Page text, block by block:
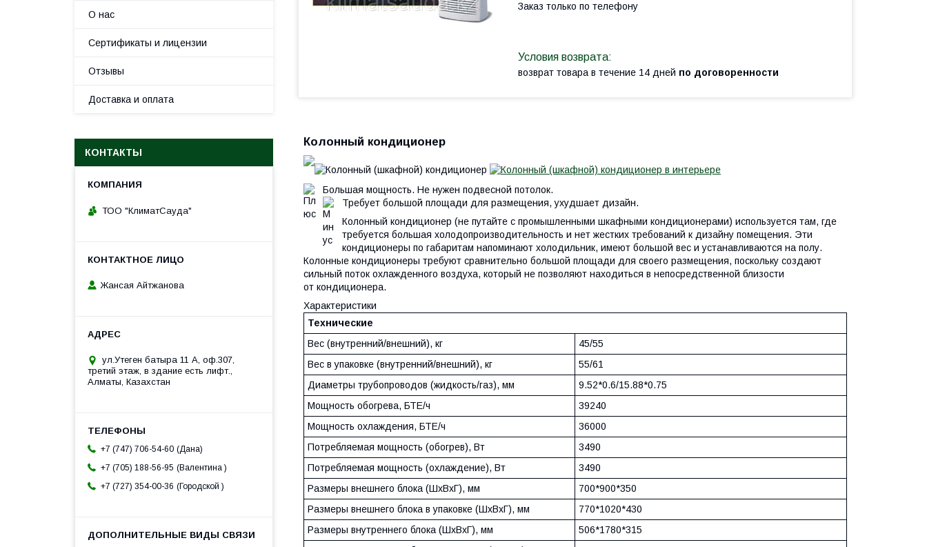
Заказ только по телефону
возврат товара в течение 14 дней по договоренности
Колонный кондиционер
Большая мощность. Не нужен подвесной потолок.
Требует большой площади для размещения, ухудшает дизайн.
Колонный кондиционер (не путайте с промышленными шкафными кондиционерами) используется там, где
требуется большая холодопроизводительность и нет жестких требований к дизайну помещения. Эти
кондиционеры по габаритам напоминают холодильник, имеют большой вес и устанавливаются на полу.
Колонные кондиционеры требуют сравнительно большой площади для своего размещения, поскольку создают
сильный поток охлажденного воздуха, который не позволяют находиться в непосредственной близости
от кондиционера.
Характеристики
Технические
Вес (внутренний/внешний), кг
45/55
Вес в упаковке (внутренний/внешний), кг
55/61
Диаметры трубопроводов (жидкость/газ), мм
9.52*0.6/15.88*0.75
Мощность обогрева, БТЕ/ч
39240
Мощность охлаждения, БТЕ/ч
36000
Потребляемая мощность (обогрев), Вт
3490
Потребляемая мощность (охлаждение), Вт
3490
Размеры внешнего блока (ШхВхГ), мм
700*900*350
Размеры внешнего блока в упаковке (ШхВхГ), мм
770*1020*430
Размеры внутреннего блока (ШхВхГ), мм
506*1780*315
О нас
Сертификаты и лицензии
Отзывы
Доставка и оплата
КОНТАКТЫ
ТОО "КлиматСауда"
Жансая Айтжанова
ул.Утеген батыра 11 А, оф.307,
третий этаж, в здание есть лифт.,
Алматы, Казахстан
+7 (747) 706-54-60 Дана
+7 (705) 188-56-95
Валентина
+7 (727) 354-00-36
Городской